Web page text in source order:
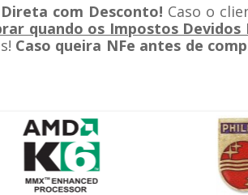
com Desconto! Caso o
quando os Impostos Devidos
Caso queira NFe antes de